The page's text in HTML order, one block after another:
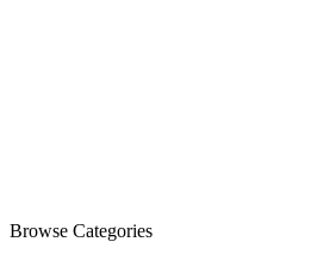
Browse Categories